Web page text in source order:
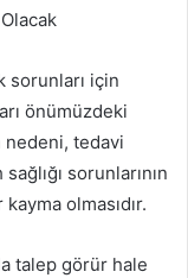
sorunları için
önümüzdeki
nedeni, tedavi
sorunlarının
olmasıdır.
talep görür hale